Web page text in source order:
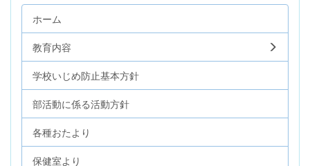
ホーム
教育内容
学校いじめ防止基本方針
部活動に係る活動方針
各種おたより
保健室より